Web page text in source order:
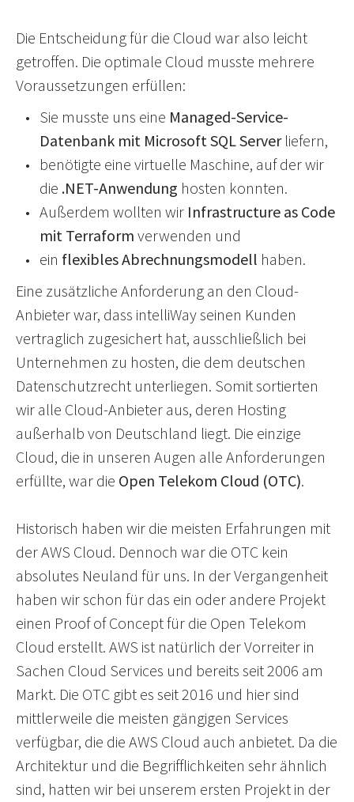
Die Entscheidung für die Cloud war also leicht
getroffen. Die optimale Cloud musste mehrere
Voraussetzungen erfüllen:
• Sie musste uns eine Managed-Service-
Datenbank mit Microsoft SQL Serverliefern,
• benötigte eine virtuelle Maschine, auf der wir
die .NET-Anwendung hosten konnten.
• Außerdem wollten wir Infrastructure as Code
mit Terraform verwenden und
• ein flexibles Abrechnungsmodell haben.
Eine zusätzliche Anforderung an den Cloud-
Anbieter war, dass intelliWay seinen Kunden
vertraglich zugesichert hat, ausschließlich bei
Unternehmen zu hosten, die dem deutschen
Datenschutzrecht unterliegen. Somit sortierten
wir alle Cloud-Anbieter aus, deren Hosting
außerhalb von Deutschland liegt. Die einzige
Cloud, die in unseren Augen alle Anforderungen
erfüllte, war die Open Telekom Cloud (OTC).
Historisch haben wir die meisten Erfahrungen mit
der AWS Cloud. Dennoch war die OTC kein
absolutes Neuland für uns. In der Vergangenheit
haben wir schon für das ein oder andere Projekt
einen Proof of Concept für die Open Telekom
Cloud erstellt. AWS ist natürlich der Vorreiter in
Sachen Cloud Services und bereits seit 2006 am
Markt. Die OTC gibt es seit 2016 und hier sind
mittlerweile die meisten gängigen Services
verfügbar, die die AWS Cloud auch anbietet. Da die
Architektur und die Begrifflichkeiten sehr ähnlich
sind, hatten wir bei unserem ersten Projekt in der